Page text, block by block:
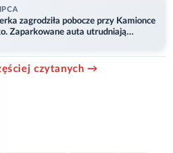
zagrodziła pobocze przy Kamionce
Zaparkowane auta utrudniają
czytanych →